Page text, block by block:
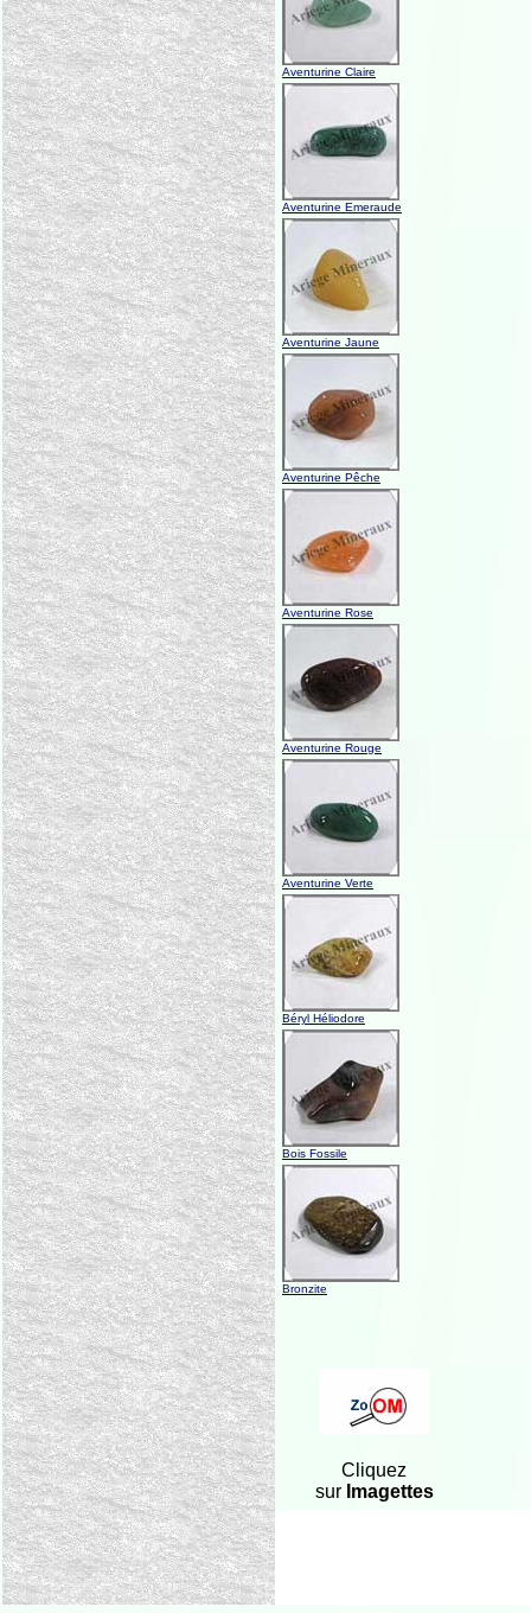
Aventurine Claire
Aventurine Emeraude
Aventurine Jaune
Aventurine Pêche
Aventurine Rose
Aventurine Rouge
Aventurine Verte
Béryl Héliodore
Bois Fossile
Bronzite
Cliquez
surImagettes